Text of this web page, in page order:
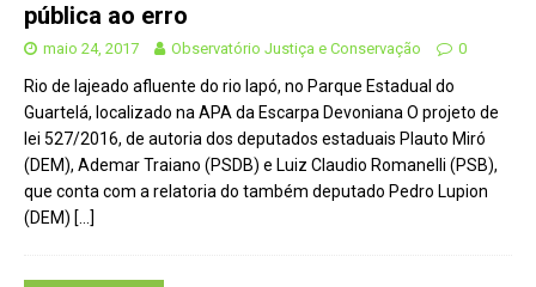
pública ao erro
maio 24, 2017 Observatório Justiça e Conservação 0
Rio de lajeado afluente do rio Iapó, no Parque Estadual do
Guartelá, localizado na APA da Escarpa Devoniana O projeto de
lei 527/2016, de autoria dos deputados estaduais Plauto Miró
(DEM), Ademar Traiano (PSDB) e Luiz Claudio Romanelli (PSB),
que conta com a relatoria do também deputado Pedro Lupion
(DEM) […]